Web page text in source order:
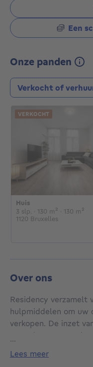
Een
Onze panden
Type transactie
Huis
€
3 slp. 3 slaapkamers
· 130 m² vierkante
· 130 m²
1120 Bruxelles
VERKOCHT
Over ons
Residency verzamelt
hulpmiddelen om uw
verkopen. De inzet
garandeert u een
menselijke relaties en
...
lees meer